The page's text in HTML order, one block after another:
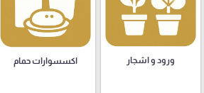
ورود و اشجار اكسسوارات حمام